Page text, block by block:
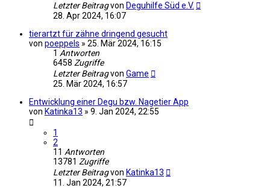
Letzter Beitragvon Deguhilfe Süd e.V.
28. Apr 2024, 16:07
tierartzt für zähne dringend gesucht
von poeppels » 25. Mär 2024, 16:15
1 Antworten
6458 Zugriffe
Letzter Beitragvon Game
25. Mär 2024, 16:57
Entwicklung einer Degu bzw. Nagetier App
von Katinka13 » 9. Jan 2024, 22:55
1
2
11 Antworten
13781 Zugriffe
Letzter Beitragvon Katinka13
11. Jan 2024, 21:57